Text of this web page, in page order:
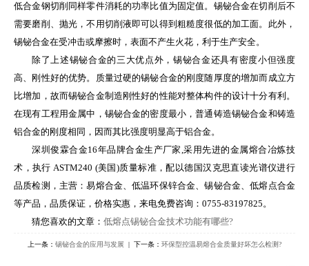
低合金钢切削同样零件消耗的功率比值为固定值。锡铋合金在切削后不
需要磨削、抛光，不用切削液即可以得到粗糙度很低的加工面。此外，
锡铋合金在受冲击或摩擦时，表面不产生火花，利于生产安全。
除了上述锡铋合金的三大优点外，锡铋合金还具有密度小但强度
高、刚性好的优势。质量过硬的锡铋合金的刚度随厚度的增加而成立方
比增加，故而锡铋合金制造刚性好的性能对整体构件的设计十分有利。
在现有工程用金属中，锡铋合金的密度最小，普通铸造锡铋合金和铸造
铝合金的刚度相同，因而其比强度明显高于铝合金。
深圳俊霖合金16年品牌合金生产厂家,采用先进的金属熔合冶炼技
术，执行 ASTM240 (美国)质量标准，配以德国汉克思直读光谱仪进行
品质检测，主营：易熔合金、低温环保锌合金、锡铋合金、低熔点合金
等产品，品质保证，价格实惠，来电免费咨询：0755-83197825。
猜您喜欢的文章：低熔点锡铋合金技术功能有哪些?
上一条： 锡铋合金的应用与发展 | 下一条： 环保型控温易熔合金质量好坏怎么检测?